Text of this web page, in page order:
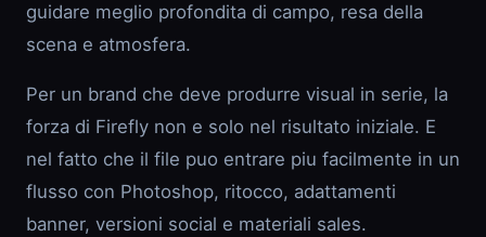
guidare meglio profondita di campo, resa della
scena e atmosfera.
Per un brand che deve produrre visual in serie, la
forza di Firefly non e solo nel risultato iniziale. E
nel fatto che il file puo entrare piu facilmente in un
flusso con Photoshop, ritocco, adattamenti
banner, versioni social e materiali sales.